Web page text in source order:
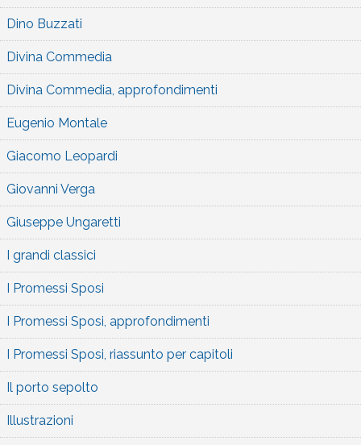
Dino Buzzati
Divina Commedia
Divina Commedia, approfondimenti
Eugenio Montale
Giacomo Leopardi
Giovanni Verga
Giuseppe Ungaretti
I grandi classici
I Promessi Sposi
I Promessi Sposi, approfondimenti
I Promessi Sposi, riassunto per capitoli
Il porto sepolto
Illustrazioni